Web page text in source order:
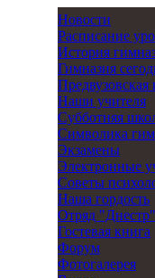
Новости
Расписание
История
Гимназия
Предвузовская
Наши учителя
Субботняя
Символика
Экзамены
Электронные
Советы
Наша гордость
Отряд "Днестр"
Гостевая книга
Форум
Фотогалерея